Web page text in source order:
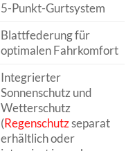
5-Punkt-Gurtsystem
Blattfederung für
optimalen Fahrkomfort
Integrierter
Sonnenschutz und
Wetterschutz
(Regenschutzseparat
erhältlich oder